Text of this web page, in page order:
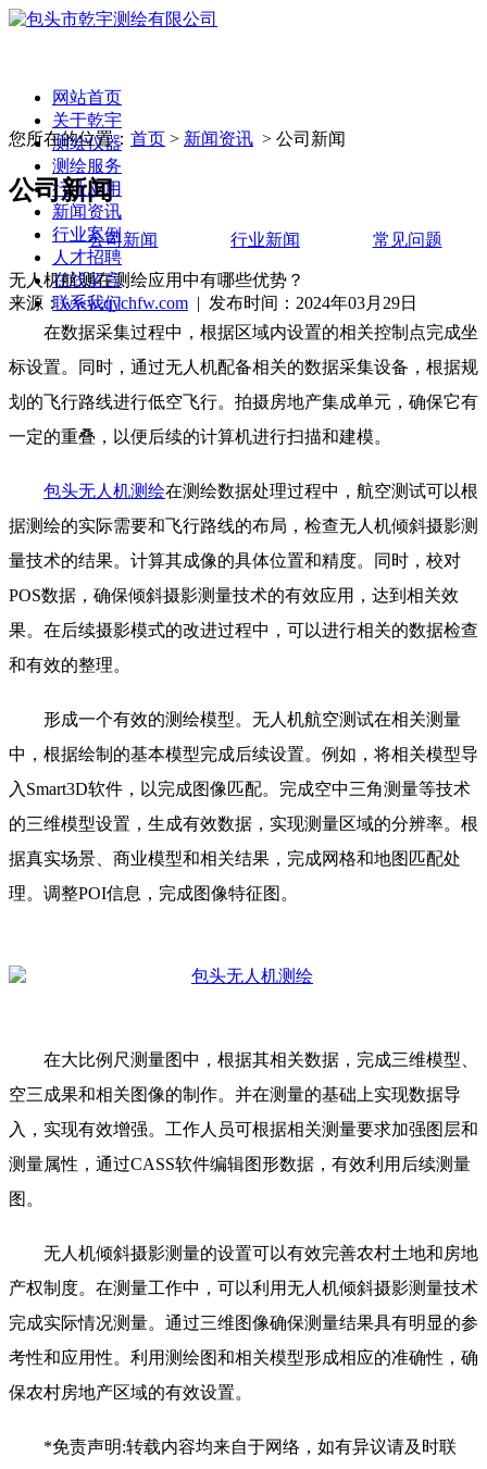
网站首页
关于乾宇
测绘仪器
测绘服务
行业应用
新闻资讯
行业案例
人才招聘
在线留言
联系我们
您所在的位置： 首页 > 新闻资讯 > 公司新闻
公司新闻
公司新闻 行业新闻 常见问题
无人机航测在测绘应用中有哪些优势？
来源：www.qychfw.com | 发布时间：2024年03月29日
在数据采集过程中，根据区域内设置的相关控制点完成坐
标设置。同时，通过无人机配备相关的数据采集设备，根据规
划的飞行路线进行低空飞行。拍摄房地产集成单元，确保它有
一定的重叠，以便后续的计算机进行扫描和建模。
包头无人机测绘在测绘数据处理过程中，航空测试可以根
据测绘的实际需要和飞行路线的布局，检查无人机倾斜摄影测
量技术的结果。计算其成像的具体位置和精度。同时，校对
POS数据，确保倾斜摄影测量技术的有效应用，达到相关效
果。在后续摄影模式的改进过程中，可以进行相关的数据检查
和有效的整理。
形成一个有效的测绘模型。无人机航空测试在相关测量
中，根据绘制的基本模型完成后续设置。例如，将相关模型导
入Smart3D软件，以完成图像匹配。完成空中三角测量等技术
的三维模型设置，生成有效数据，实现测量区域的分辨率。根
据真实场景、商业模型和相关结果，完成网格和地图匹配处
理。调整POI信息，完成图像特征图。
在大比例尺测量图中，根据其相关数据，完成三维模型、
空三成果和相关图像的制作。并在测量的基础上实现数据导
入，实现有效增强。工作人员可根据相关测量要求加强图层和
测量属性，通过CASS软件编辑图形数据，有效利用后续测量
图。
无人机倾斜摄影测量的设置可以有效完善农村土地和房地
产权制度。在测量工作中，可以利用无人机倾斜摄影测量技术
完成实际情况测量。通过三维图像确保测量结果具有明显的参
考性和应用性。利用测绘图和相关模型形成相应的准确性，确
保农村房地产区域的有效设置。
*免责声明:转载内容均来自于网络，如有异议请及时联